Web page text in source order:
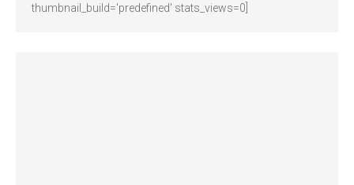
thumbnail_build='predefined' stats_views=0]